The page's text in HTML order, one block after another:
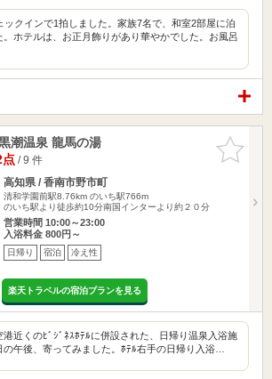
ックインで1拍しました。家族7名で、和室2部屋に泊
。ホテルは、お正月飾りがあり華やかでした。お風呂
お気に入
りに追加
潮温泉 龍馬の湯
点/ 9 件
高知県 / 香南市野市町
清和学園前駅8.76km のいち駅766m
のいち駅より徒歩約10分南国インターより約２０分
営業時間 10:00～23:00
入浴料金 800円～
日帰り 宿泊 冷え性
楽天トラベルの宿泊プランを見る
港近くのﾋﾞｼﾞﾈｽﾎﾃﾙに併設された、日帰り温泉入浴施
の午後、寄ってみました。ﾎﾃﾙ右手の日帰り入浴…